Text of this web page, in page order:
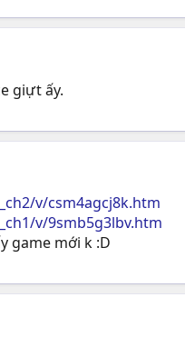
giựt ấy.
v/csm4agcj8k.htm
v/9smb5g3lbv.htm
game mới k :D